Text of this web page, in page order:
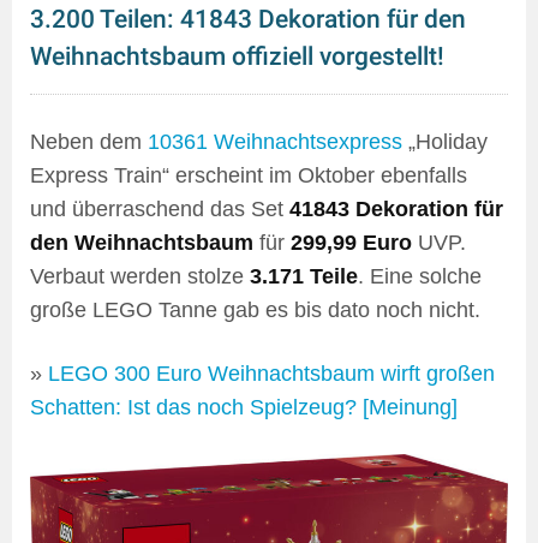
3.200 Teilen: 41843 Dekoration für den
Weihnachtsbaum offiziell vorgestellt!
Neben dem 10361 Weihnachtsexpress „Holiday
Express Train“ erscheint im Oktober ebenfalls
und überraschend das Set 41843 Dekoration für
den Weihnachtsbaum für 299,99 Euro UVP.
Verbaut werden stolze 3.171 Teile. Eine solche
große LEGO Tanne gab es bis dato noch nicht.
» LEGO 300 Euro Weihnachtsbaum wirft großen
Schatten: Ist das noch Spielzeug? [Meinung]